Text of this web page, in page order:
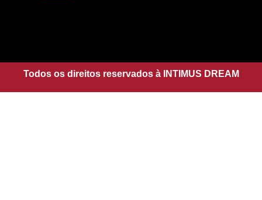
r
a
m
p
p
Todos os direitos reservados à INTIMUS DREAM